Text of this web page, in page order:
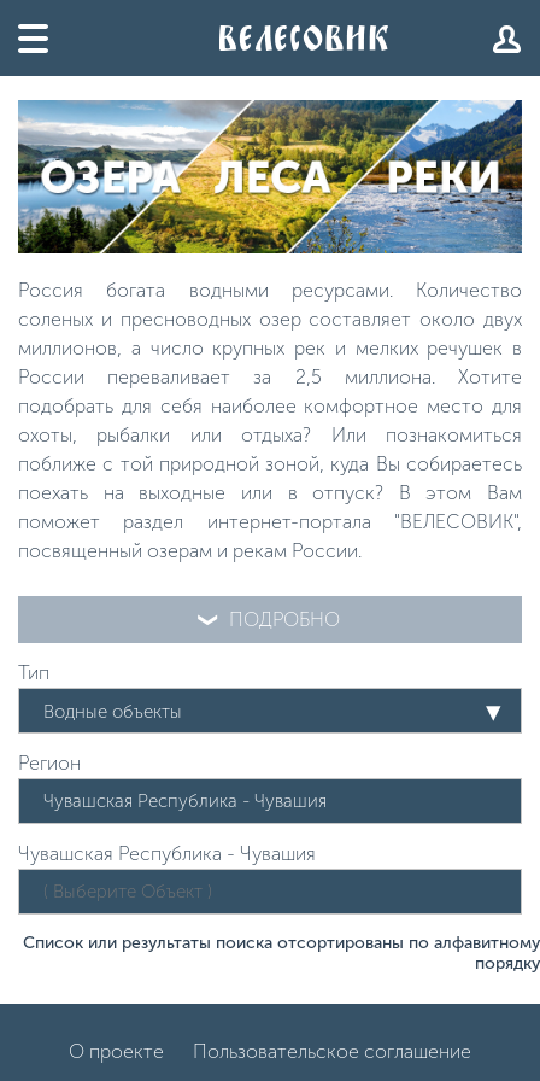
Россия богата водными ресурсами. Количество
соленых и пресноводных озер составляет около двух
миллионов, а число крупных рек и мелких речушек в
России переваливает за 2,5 миллиона. Хотите
подобрать для себя наиболее комфортное место для
охоты, рыбалки или отдыха? Или познакомиться
поближе с той природной зоной, куда Вы собираетесь
поехать на выходные или в отпуск? В этом Вам
поможет раздел интернет-портала "ВЕЛЕСОВИК",
посвященный озерам и рекам России.
ПОДРОБНО
Тип
Водные объекты
Регион
Чувашская Республика - Чувашия
Список или результаты поиска отсортированы по алфавитному
порядку
О проекте Пользовательское соглашение